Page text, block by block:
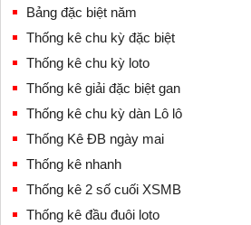
Bảng đặc biệt năm
Thống kê chu kỳ đặc biệt
Thống kê chu kỳ loto
Thống kê giải đặc biệt gan
Thống kê chu kỳ dàn Lô lô
Thống Kê ĐB ngày mai
Thống kê nhanh
Thống kê 2 số cuối XSMB
Thống kê đầu đuôi loto